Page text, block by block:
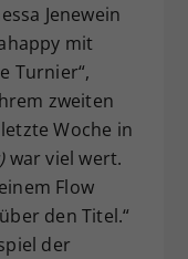
Jenewein
mit
Turnier“,
zweiten
Woche in
war viel wert.
Flow
den Titel.“
der